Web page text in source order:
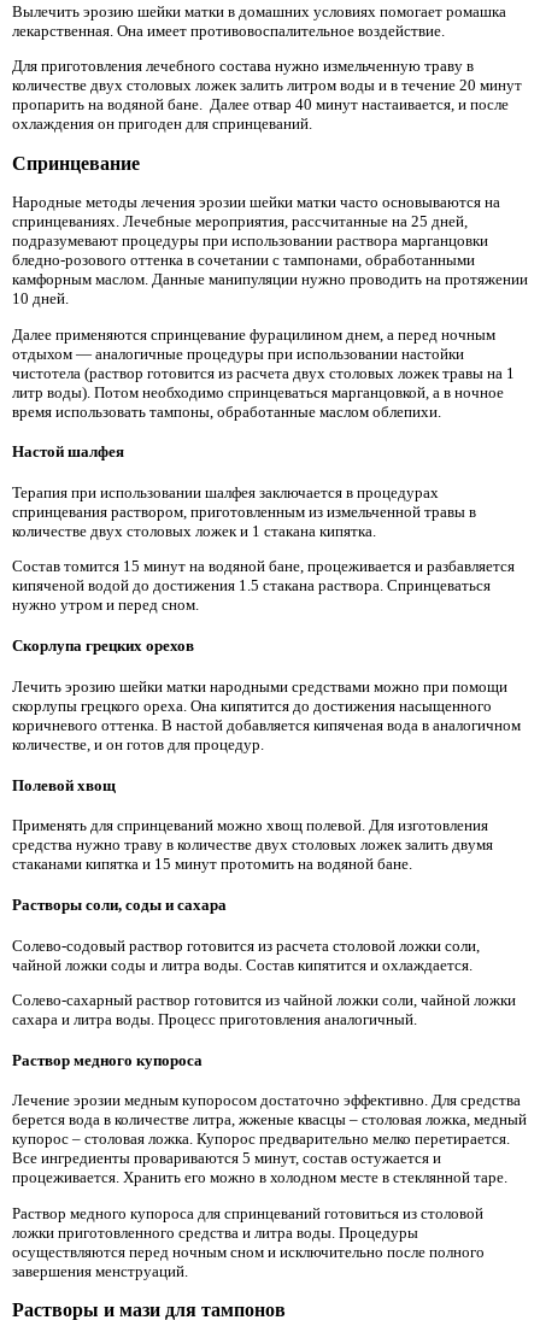
Вылечить эрозию шейки матки в домашних условиях помогает ромашка
лекарственная. Она имеет противовоспалительное воздействие.
Для приготовления лечебного состава нужно измельченную траву в
количестве двух столовых ложек залить литром воды и в течение 20 минут
пропарить на водяной бане. Далее отвар 40 минут настаивается, и после
охлаждения он пригоден для спринцеваний.
Спринцевание
Народные методы лечения эрозии шейки матки часто основываются на
спринцеваниях. Лечебные мероприятия, рассчитанные на 25 дней,
подразумевают процедуры при использовании раствора марганцовки
бледно-розового оттенка в сочетании с тампонами, обработанными
камфорным маслом. Данные манипуляции нужно проводить на протяжении
10 дней.
Далее применяются спринцевание фурацилином днем, а перед ночным
отдыхом — аналогичные процедуры при использовании настойки
чистотела (раствор готовится из расчета двух столовых ложек травы на 1
литр воды). Потом необходимо спринцеваться марганцовкой, а в ночное
время использовать тампоны, обработанные маслом облепихи.
Настой шалфея
Терапия при использовании шалфея заключается в процедурах
спринцевания раствором, приготовленным из измельченной травы в
количестве двух столовых ложек и 1 стакана кипятка.
Состав томится 15 минут на водяной бане, процеживается и разбавляется
кипяченой водой до достижения 1.5 стакана раствора. Спринцеваться
нужно утром и перед сном.
Скорлупа грецких орехов
Лечить эрозию шейки матки народными средствами можно при помощи
скорлупы грецкого ореха. Она кипятится до достижения насыщенного
коричневого оттенка. В настой добавляется кипяченая вода в аналогичном
количестве, и он готов для процедур.
Полевой хвощ
Применять для спринцеваний можно хвощ полевой. Для изготовления
средства нужно траву в количестве двух столовых ложек залить двумя
стаканами кипятка и 15 минут протомить на водяной бане.
Растворы соли, соды и сахара
Солево-содовый раствор готовится из расчета столовой ложки соли,
чайной ложки соды и литра воды. Состав кипятится и охлаждается.
Солево-сахарный раствор готовится из чайной ложки соли, чайной ложки
сахара и литра воды. Процесс приготовления аналогичный.
Раствор медного купороса
Лечение эрозии медным купоросом достаточно эффективно. Для средства
берется вода в количестве литра, жженые квасцы – столовая ложка, медный
купорос – столовая ложка. Купорос предварительно мелко перетирается.
Все ингредиенты провариваются 5 минут, состав остужается и
процеживается. Хранить его можно в холодном месте в стеклянной таре.
Раствор медного купороса для спринцеваний готовиться из столовой
ложки приготовленного средства и литра воды. Процедуры
осуществляются перед ночным сном и исключительно после полного
завершения менструаций.
Растворы и мази для тампонов